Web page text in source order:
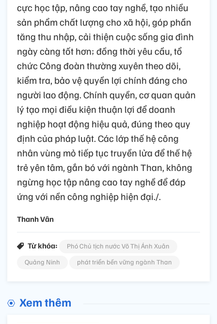
cực học tập, nâng cao tay nghề, tạo nhiều
sản phẩm chất lượng cho xã hội, góp phần
tăng thu nhập, cải thiện cuộc sống gia đình
ngày càng tốt hơn; đồng thời yêu cầu, tổ
chức Công đoàn thường xuyên theo dõi,
kiểm tra, bảo vệ quyền lợi chính đáng cho
người lao động. Chính quyền, cơ quan quản
lý tạo mọi điều kiện thuận lợi để doanh
nghiệp hoạt động hiệu quả, đúng theo quy
định của pháp luật. Các lớp thế hệ công
nhân vùng mỏ tiếp tục truyền lửa để thế hệ
trẻ yên tâm, gắn bó với ngành Than, không
ngừng học tập nâng cao tay nghề để đáp
ứng với nền công nghiệp hiện đại./.
Thanh Vân
Từ khóa:
Phó Chủ tịch nước Võ Thị Ánh Xuân
Quảng Ninh
phát triển bền vững ngành Than
Xem thêm